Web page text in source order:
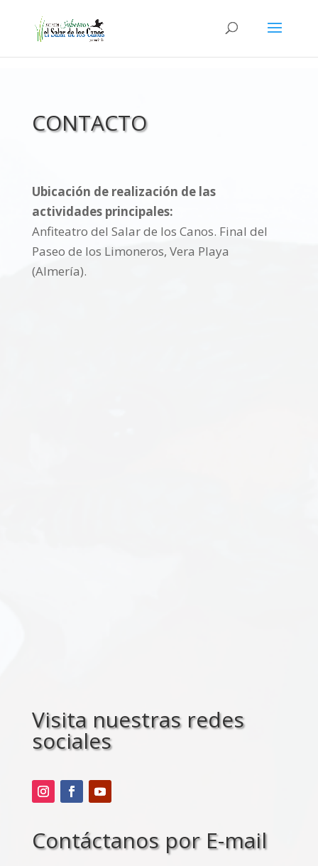
CONTACTO
Ubicación de realización de las
actividades principales:
Anfiteatro del Salar de los Canos. Final del
Paseo de los Limoneros, Vera Playa
(Almería).
Visita nuestras redes
sociales
Contáctanos por E-mail